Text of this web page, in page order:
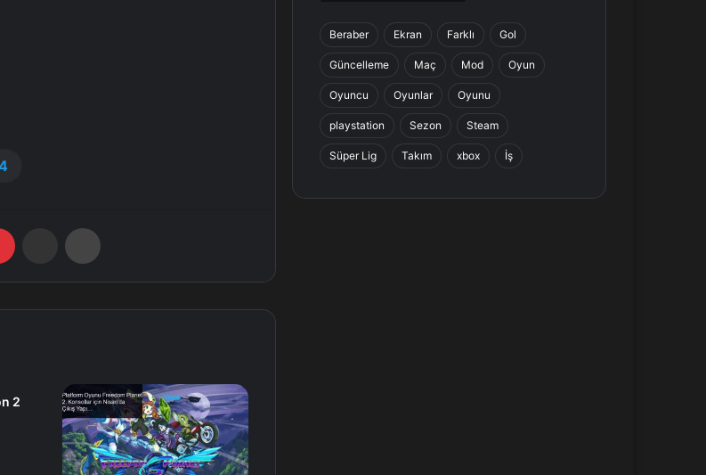
2
k
n
a
m
Beraber Ekran Farklı Gol
Güncelleme Maç Mod Oyun
Oyuncu Oyunlar Oyunu
playstation Sezon Steam
Süper Lig Takım xbox İş